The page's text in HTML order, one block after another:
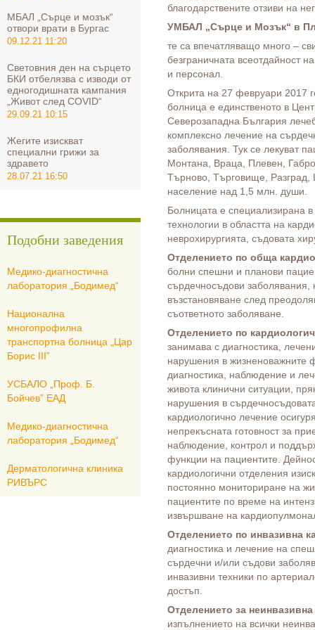
благодарствените отзиви на
УМБАЛ „Сърце и Мозък“ в
те са впечатляващо много –
безграничната всеотдайност
и персонал.
Открита на 27 февруари 2017
болница е единственото в
Северозападна България
комплексно лечение на
заболявания. Тук се лекуват
Монтана, Враца, Плевен,
Търново, Търговище,
население над 1,5 млн. души.
Болницата е специализирана
технологии в областта на
неврохирургията, съдовата
Отделението по обща
болни спешни и планови
сърдечносъдови заболявания,
възстановяване след
съответното заболяване.
Отделението по
занимава с диагностика,
нарушения в жизненоважните
диагностика, наблюдение и
живота клинични ситуации,
нарушения в
кардиологично лечение
непрекъсната готовност за
наблюдение, контрол и
функции на пациентите.
кардиологични отделения
постоянно мониториране на
пациентите по време на
извършване на
Отделението по инвазивна
диагностика и лечение на
сърдечни и/или съдови
инвазивни техники по
достъп.
Отделението за
изпълнението на всички
МБАЛ „Сърце и мозък“
отвори врати в Бургас
09.12.21 11:20
Световния ден на сърцето
БКИ отбелязва с изводи от
едногодишната кампания
„Живот след COVID“
29.09.21 10:15
Жегите изискват
специални грижи за
здравето
28.07.21 16:50
Подобни заведения
Медико-диагностична
лаборатория „Бодимед“
Национална
многопрофилна
транспортна болница „Цар
Борис ІІІ”
УСБАЛО „Проф. Б.
Бойчев” ЕАД
Медико-диагностична
лаборатория „Бодимед“
Дерматологична клиника
РИВЪРС